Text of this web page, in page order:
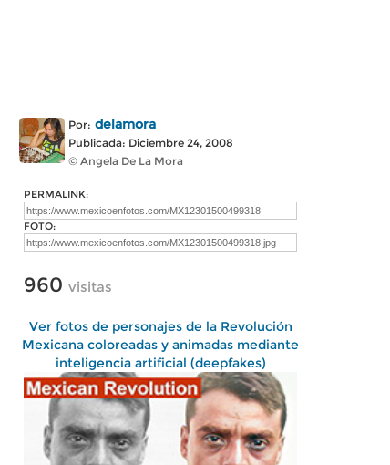
Por: delamora
Publicada: Diciembre 24, 2008
© Angela De La Mora
PERMALINK:
FOTO:
960 visitas
Ver fotos de personajes de la Revolución
Mexicana coloreadas y animadas mediante
inteligencia artificial (deepfakes)